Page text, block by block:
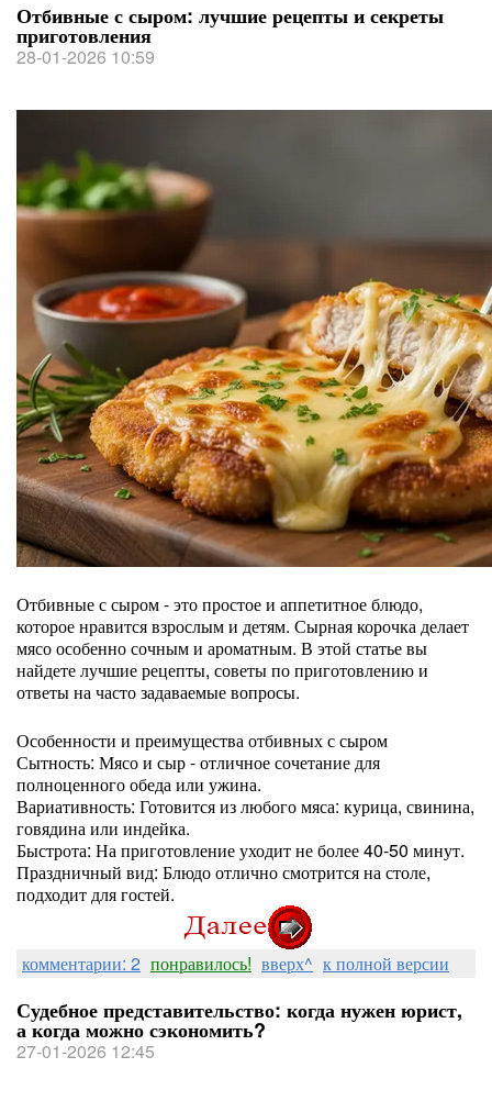
Отбивные с сыром: лучшие рецепты и секреты
приготовления
28-01-2026 10:59
Отбивные с сыром - это простое и аппетитное блюдо,
которое нравится взрослым и детям. Сырная корочка делает
мясо особенно сочным и ароматным. В этой статье вы
найдете лучшие рецепты, советы по приготовлению и
ответы на часто задаваемые вопросы.
Особенности и преимущества отбивных с сыром
Сытность: Мясо и сыр - отличное сочетание для
полноценного обеда или ужина.
Вариативность: Готовится из любого мяса: курица, свинина,
говядина или индейка.
Быстрота: На приготовление уходит не более 40-50 минут.
Праздничный вид: Блюдо отлично смотрится на столе,
подходит для гостей.
комментарии: 2 понравилось! вверх^ к полной версии
Судебное представительство: когда нужен юрист,
а когда можно сэкономить?
27-01-2026 12:45